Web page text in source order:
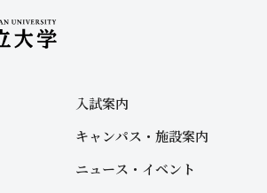
入試案内
キャンパス・施設案内
ニュース・イベント